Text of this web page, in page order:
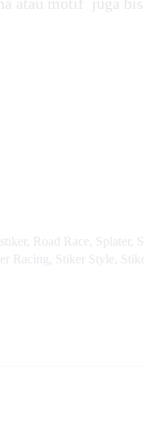
Road Race Splater
Racing Stiker Style